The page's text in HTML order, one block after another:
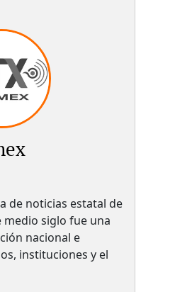
de noticias estatal de
medio siglo fue una
nacional e
instituciones y el